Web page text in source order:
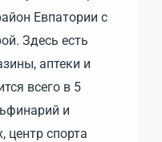
Евпатории с
Здесь есть
аптеки и
всего в 5
и
центр спорта